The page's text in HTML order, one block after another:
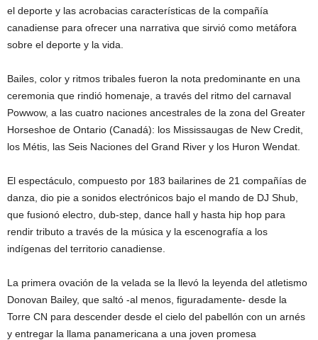
el deporte y las acrobacias características de la compañía
canadiense para ofrecer una narrativa que sirvió como metáfora
sobre el deporte y la vida.
Bailes, color y ritmos tribales fueron la nota predominante en una
ceremonia que rindió homenaje, a través del ritmo del carnaval
Powwow, a las cuatro naciones ancestrales de la zona del Greater
Horseshoe de Ontario (Canadá): los Mississaugas de New Credit,
los Métis, las Seis Naciones del Grand River y los Huron Wendat.
El espectáculo, compuesto por 183 bailarines de 21 compañías de
danza, dio pie a sonidos electrónicos bajo el mando de DJ Shub,
que fusionó electro, dub-step, dance hall y hasta hip hop para
rendir tributo a través de la música y la escenografía a los
indígenas del territorio canadiense.
La primera ovación de la velada se la llevó la leyenda del atletismo
Donovan Bailey, que saltó -al menos, figuradamente- desde la
Torre CN para descender desde el cielo del pabellón con un arnés
y entregar la llama panamericana a una joven promesa